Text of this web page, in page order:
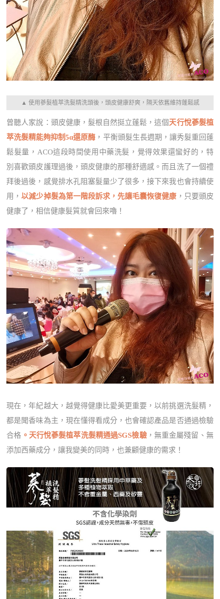
▲ 使用蔘髮植萃洗髮精洗頭後，頭皮健康舒爽，隔天依舊維持蓬鬆感
曾聽人家說：頭皮健康，髮根自然挺立蓬鬆，這個天行悅蔘髮植
萃洗髮精能夠抑制5α還原酶 ，平衡頭髮生長週期，讓秀髮重回蓬
鬆髮量，ACO這段時間使用中藥洗髮，覺得效果還蠻好的，特
別喜歡頭皮護理過後，頭皮健康的那種舒適感。而且洗了一個禮
拜後過後，感覺排水孔阻塞髮量少了很多，接下來我也會持續使
用，以減少掉髮為第一階段訴求，先讓毛囊恢復健康 ，只要頭皮
健康了，相信健康髮質就會回來嚕！
現在，年紀越大，越覺得健康比愛美更重要，以前挑選洗髮精，
都是聞香味為主，現在懂得看成分，也會確認產品是否通過檢驗
合格 。天行悅蔘髮植萃洗髮精通過SGS檢驗，無重金屬殘留、無
添加西藥成分，讓我變美的同時，也兼顧健康的需求！